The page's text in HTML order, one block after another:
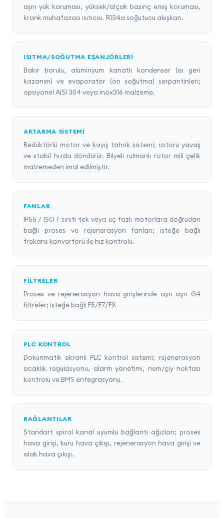
aşırı yük koruması, yüksek/alçak basınç emiş koruması,
krank muhafazası ısıtıcısı. R134a soğutucu akışkan.
ISITMA/SOĞUTMA EŞANJÖRLERI
Bakır borulu, alüminyum kanatlı kondenser (ısı geri
kazanım) ve evaporatör (ön soğutma) serpantinleri;
opsiyonel AISI 304 veya inox316 malzeme.
AKTARMA SISTEMI
Redüktörlü motor ve kayış tahrik sistemi; rotoru yavaş
ve stabil hızda döndürür. Bilyeli rulmanlı rotor mili çelik
malzemeden imal edilmiştir.
FANLAR
IP55 / ISO F sınıfı tek veya üç fazlı motorlara doğrudan
bağlı proses ve rejenerasyon fanları; isteğe bağlı
frekans konvertörü ile hız kontrolü.
FILTRELER
Proses ve rejenerasyon hava girişlerinde ayrı ayrı G4
filtreler; isteğe bağlı F5/F7/F9.
PLC KONTROL
Dokunmatik ekranlı PLC kontrol sistemi; rejenerasyon
sıcaklık regülasyonu, alarm yönetimi, nem/çiy noktası
kontrolü ve BMS entegrasyonu.
BAĞLANTILAR
Standart spiral kanal uyumlu bağlantı ağızları; proses
hava girişi, kuru hava çıkışı, rejenerasyon hava girişi ve
ıslak hava çıkışı.